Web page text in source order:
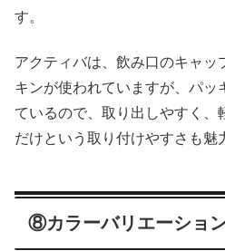
す。
アクティバは、飲み口のキャッ
キンが使われていますが、パッ
ているので、取り出しやすく、
だけという取り付けやすさも魅
⑧カラーバリエーショ